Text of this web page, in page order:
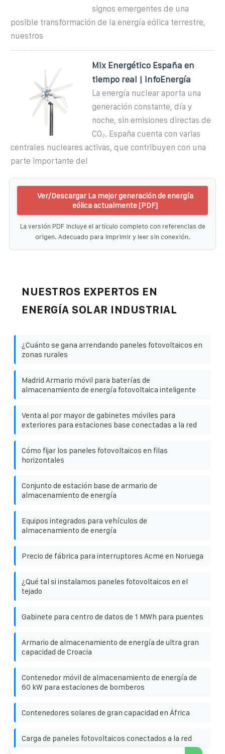
signos emergentes de una
posible transformación de la energía eólica terrestre,
nuestros
Mix Energético España en
tiempo real | infoEnergía
La energía nuclear aporta una
generación constante, día y
noche, sin emisiones directas de
CO₂. España cuenta con varias
centrales nucleares activas, que contribuyen con una
parte importante del
Ver/Descargar La mejor generación de energía
eólica actualmente [PDF]
La versión PDF incluye el artículo completo con referencias de
origen. Adecuado para imprimir y leer sin conexión.
NUESTROS EXPERTOS EN
ENERGÍA SOLAR INDUSTRIAL
¿Cuánto se gana arrendando paneles fotovoltaicos en
zonas rurales
Madrid Armario móvil para baterías de
almacenamiento de energía fotovoltaica inteligente
Venta al por mayor de gabinetes móviles para
exteriores para estaciones base conectadas a la red
Cómo fijar los paneles fotovoltaicos en filas
horizontales
Conjunto de estación base de armario de
almacenamiento de energía
Equipos integrados para vehículos de
almacenamiento de energía
Precio de fábrica para interruptores Acme en Noruega
¿Qué tal si instalamos paneles fotovoltaicos en el
tejado
Gabinete para centro de datos de 1 MWh para puentes
Armario de almacenamiento de energía de ultra gran
capacidad de Croacia
Contenedor móvil de almacenamiento de energía de
60 kW para estaciones de bomberos
Contenedores solares de gran capacidad en África
Carga de paneles fotovoltaicos conectados a la red